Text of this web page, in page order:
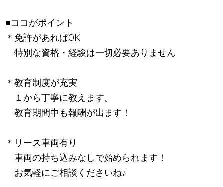
■ココがポイント
＊免許があればOK
特別な資格・経験は一切必要ありません
＊教育制度が充実
１から丁寧に教えます。
教育期間中も報酬が出ます！
＊リース車両有り
車両の持ち込みなしで始められます！
お気軽にご相談くださいね♪